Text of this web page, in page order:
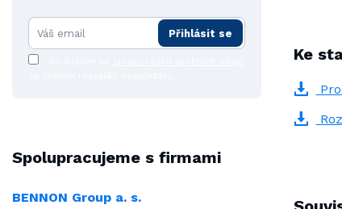
Přihlásit se
Spolupracujeme s firmami
BENNON Group a. s.
Ke